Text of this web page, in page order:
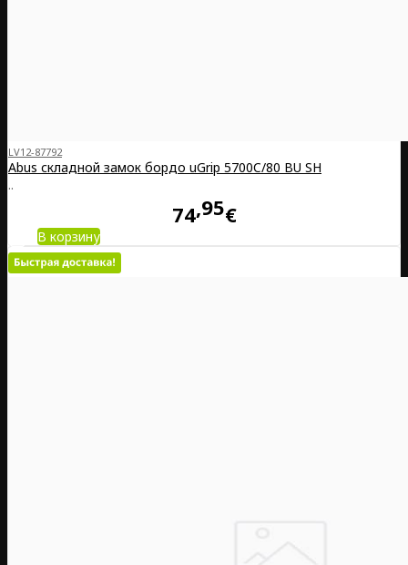
LV12-87792
Abus складной замок бордо uGrip 5700C/80 BU SH
..
74 95€
В корзину